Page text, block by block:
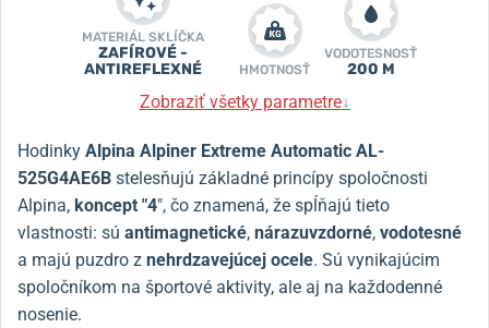
MATERIÁL SKLÍČKA
ZAFÍROVÉ -
ANTIREFLEXNÉ
HMOTNOSŤ
VODOTESNOSŤ
200 M
Zobraziť všetky parametre↓
Hodinky Alpina Alpiner Extreme Automatic AL-
525G4AE6B stelesňujú základné princípy spoločnosti
Alpina, koncept "4", čo znamená, že spĺňajú tieto
vlastnosti: sú antimagnetické, nárazuvzdorné, vodotesné
a majú puzdro z nehrdzavejúcej ocele. Sú vynikajúcim
spoločníkom na športové aktivity, ale aj na každodenné
nosenie.